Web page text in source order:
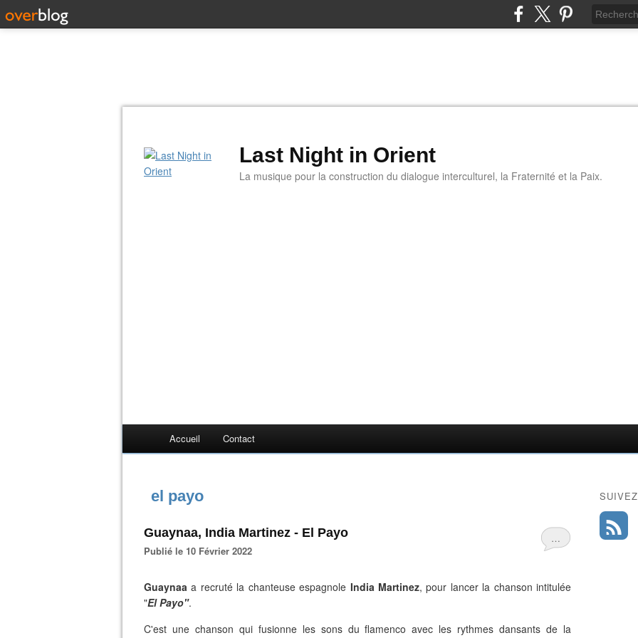
Last Night in Orient
La musique pour la construction du dialogue interculturel, la Fraternité et la Paix.
Accueil Contact
el payo
…
Guaynaa, India Martinez - El Payo
Publié le 10 Février 2022
Guaynaaa recruté la chanteuse espagnole India Martinez, pour lancer la chanson intitulée
"El Payo".
C'est une chanson qui fusionne les sons du flamenco avec les rythmes dansants de la